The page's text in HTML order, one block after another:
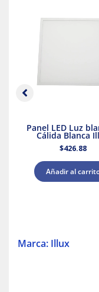
Panel LED Luz
Cálida Blanca
$426.88
Añadir al
Marca: Illux